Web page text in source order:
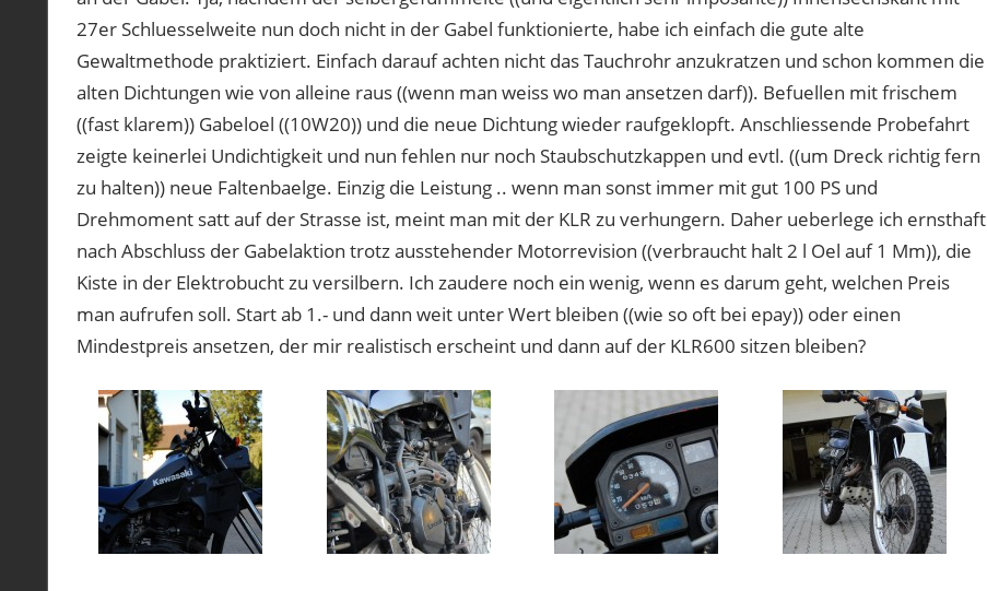
27er Schluesselweite nun doch nicht in der Gabel funktionierte, habe ich einfach die gute alte
Gewaltmethode praktiziert. Einfach darauf achten nicht das Tauchrohr anzukratzen und schon kommen die
alten Dichtungen wie von alleine raus ((wenn man weiss wo man ansetzen darf)). Befuellen mit frischem
((fast klarem)) Gabeloel ((10W20)) und die neue Dichtung wieder raufgeklopft. Anschliessende Probefahrt
zeigte keinerlei Undichtigkeit und nun fehlen nur noch Staubschutzkappen und evtl. ((um Dreck richtig fern
zu halten)) neue Faltenbaelge. Einzig die Leistung .. wenn man sonst immer mit gut 100 PS und
Drehmoment satt auf der Strasse ist, meint man mit der KLR zu verhungern. Daher ueberlege ich ernsthaft
nach Abschluss der Gabelaktion trotz ausstehender Motorrevision ((verbraucht halt 2 l Oel auf 1 Mm)), die
Kiste in der Elektrobucht zu versilbern. Ich zaudere noch ein wenig, wenn es darum geht, welchen Preis
man aufrufen soll. Start ab 1.- und dann weit unter Wert bleiben ((wie so oft bei epay)) oder einen
Mindestpreis ansetzen, der mir realistisch erscheint und dann auf der KLR600 sitzen bleiben?